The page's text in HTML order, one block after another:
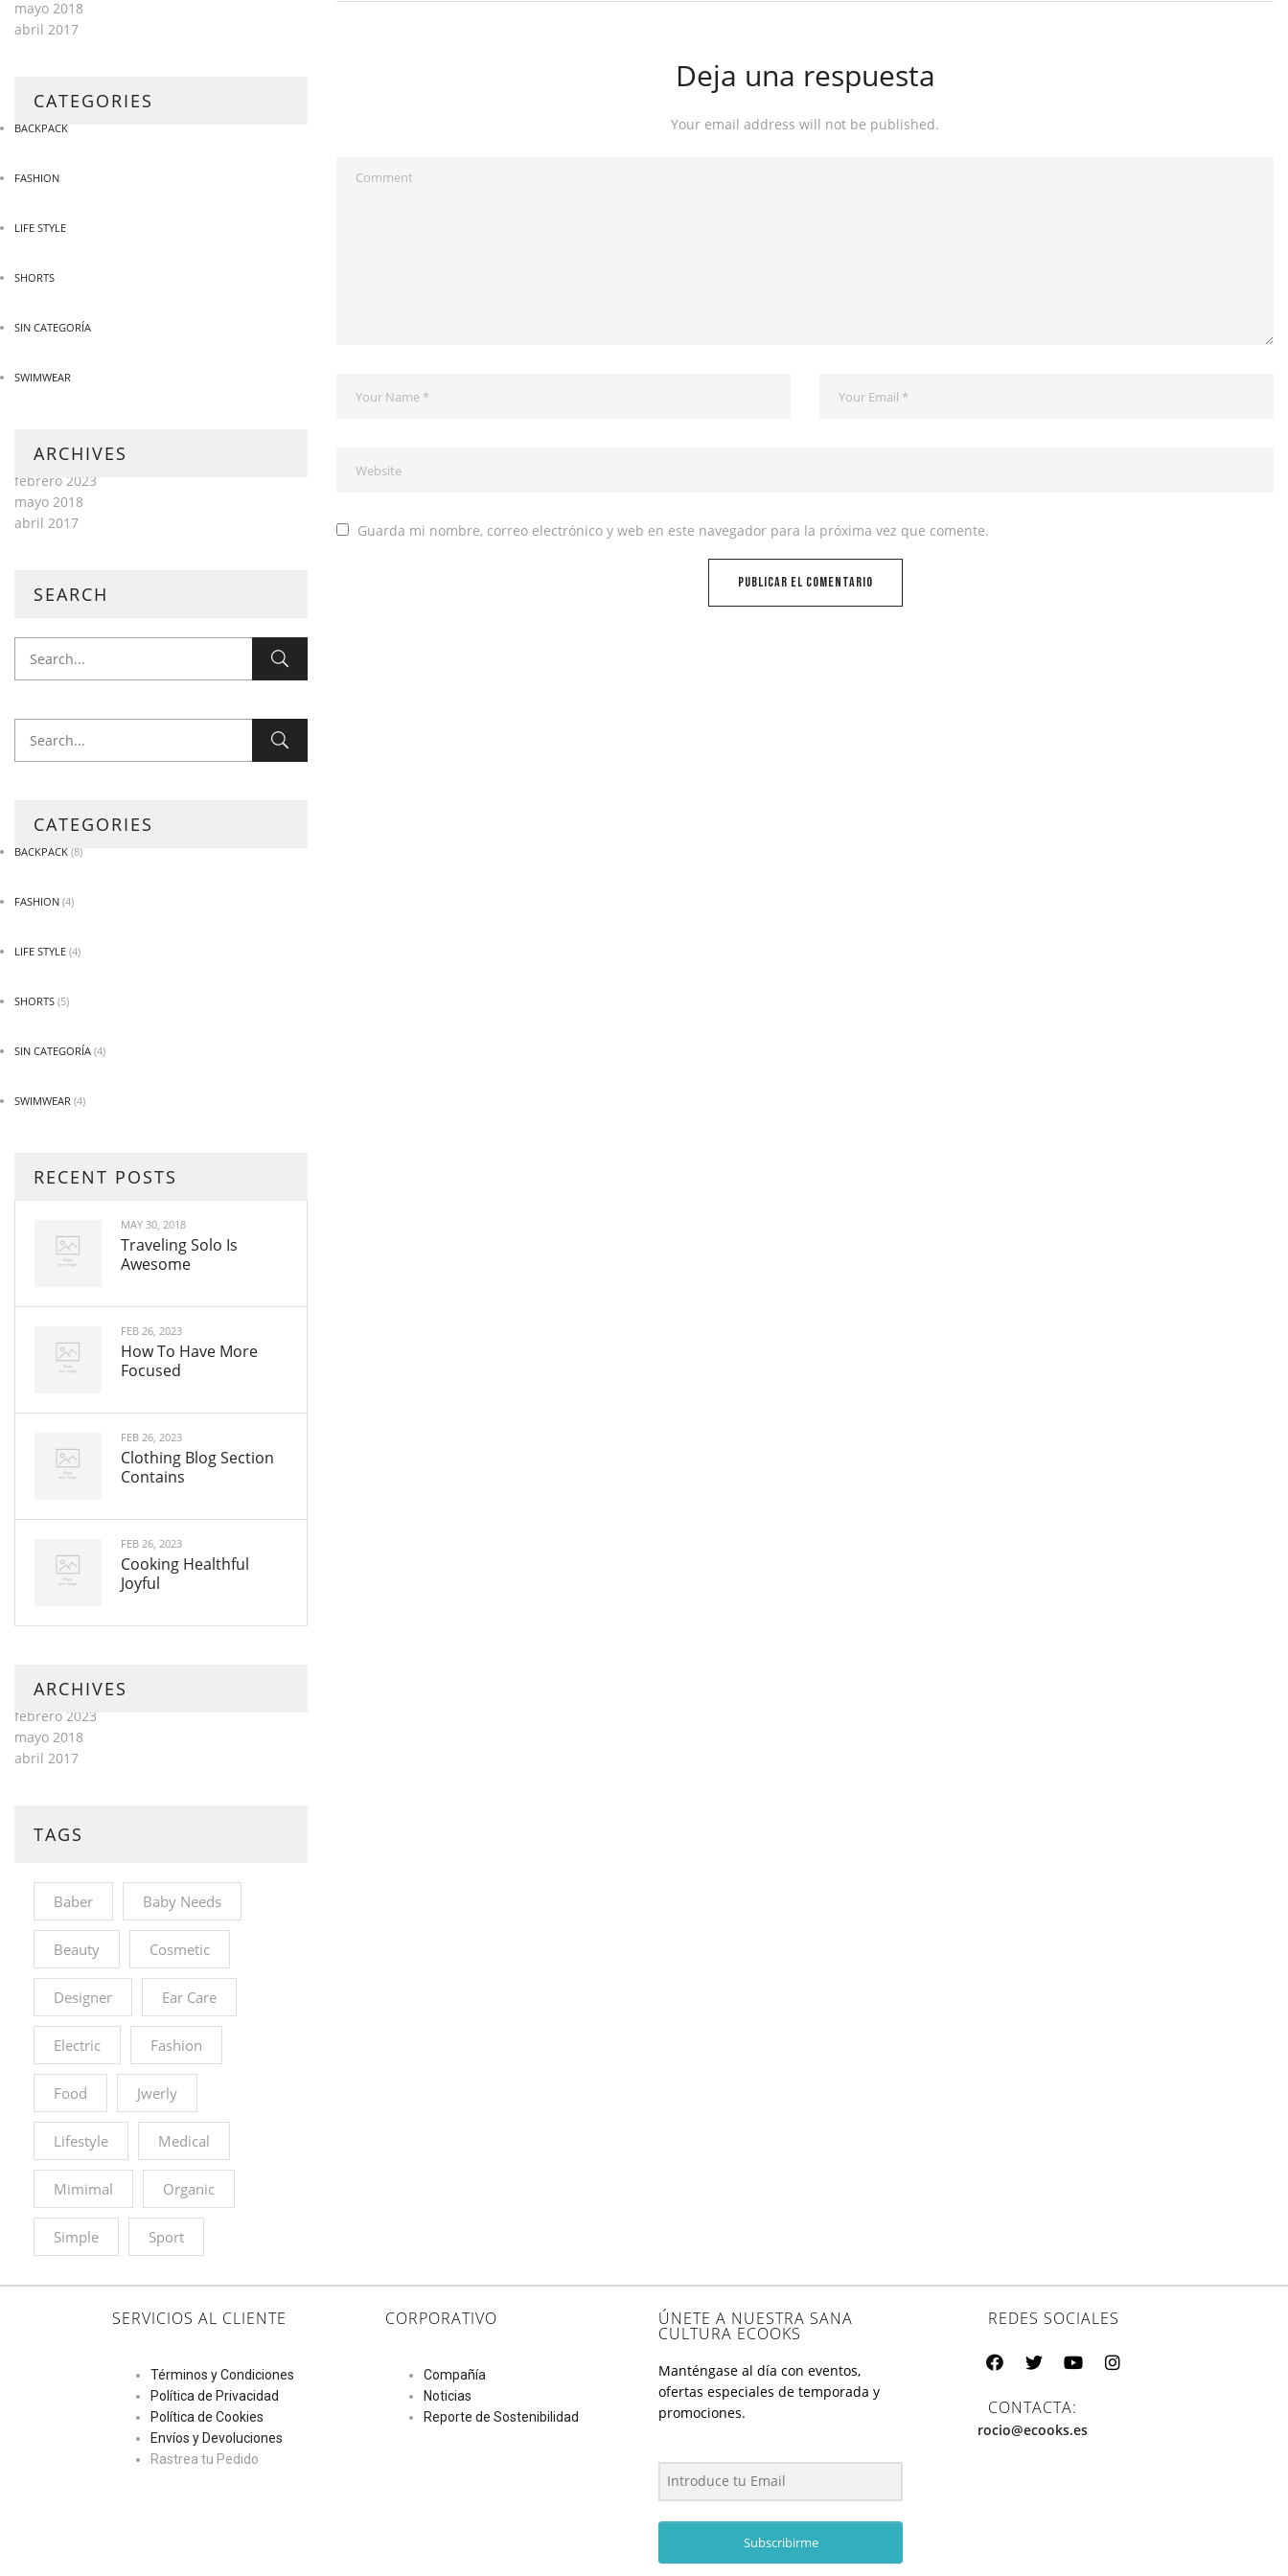
mayo 2018
abril 2017
CATEGORIES
BACKPACK
FASHION
LIFE STYLE
SHORTS
SIN CATEGORÍA
SWIMWEAR
ARCHIVES
febrero 2023
mayo 2018
abril 2017
SEARCH
CATEGORIES
BACKPACK (8)
FASHION (4)
LIFE STYLE (4)
SHORTS (5)
SIN CATEGORÍA (4)
SWIMWEAR (4)
RECENT POSTS
MAY 30, 2018
Traveling Solo Is
Awesome
FEB 26, 2023
How To Have More
Focused
FEB 26, 2023
Clothing Blog Section
Contains
FEB 26, 2023
Cooking Healthful
Joyful
ARCHIVES
febrero 2023
mayo 2018
abril 2017
TAGS
Baber Baby Needs
Beauty Cosmetic
Designer Ear Care
Electric Fashion
Food Jwerly
Lifestyle Medical
Mimimal Organic
Simple Sport
Deja una respuesta
Your email address will not be published.
Guarda mi nombre, correo electrónico y web en este navegador para la próxima vez que comente.
SERVICIOS AL CLIENTE
Términos y Condiciones
Política de Privacidad
Política de Cookies
Envíos y Devoluciones
Rastrea tu Pedido
CORPORATIVO
Compañía
Noticias
Reporte de Sostenibilidad
ÚNETE A NUESTRA SANA
CULTURA ECOOKS
Manténgase al día con eventos,
ofertas especiales de temporada y
promociones.
Subscribirme
REDES SOCIALES
CONTACTA:
rocio@ecooks.es